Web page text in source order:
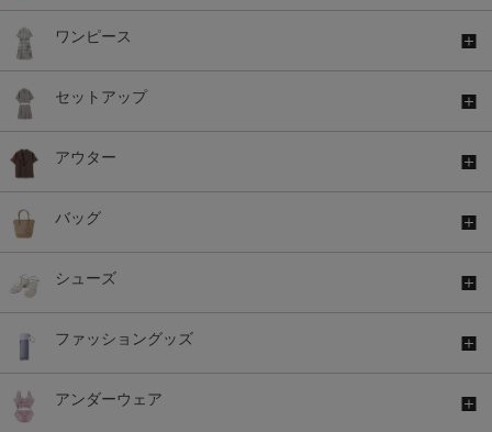
ワンピース
セットアップ
アウター
バッグ
シューズ
ファッショングッズ
アンダーウェア